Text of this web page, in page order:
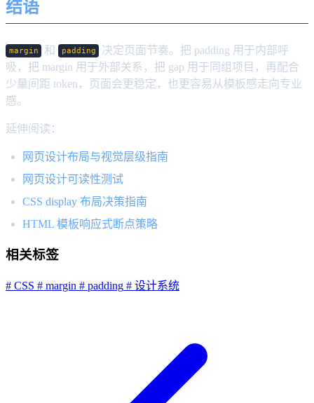
结语
margin 和 padding
决定页面节奏。把 padding 用于内部呼
吸，把 margin 用于外部关系，把 gap 用于同组项目，再配合
少量间距 token，页面会更稳定，也更容易从模板感走向专业
感。
延伸阅读：
网页设计布局与视觉层级指南
网页设计可读性测试
CSS display 布局决策指南
HTML 模板响应式断点策略
相关标签
# CSS # margin # padding # 设计系统